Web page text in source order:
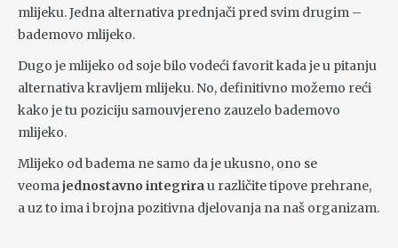
mlijeku. Jedna alternativa prednjači pred svim drugim –
bademovo mlijeko.
Dugo je mlijeko od soje bilo vodeći favorit kada je u pitanju
alternativa kravljem mlijeku. No, definitivno možemo reći
kako je tu poziciju samouvjereno zauzelo bademovo
mlijeko.
Mlijeko od badema ne samo da je ukusno, ono se
veomajednostavno integrirau različite tipove prehrane,
a uz to ima i brojna pozitivna djelovanja na naš organizam.